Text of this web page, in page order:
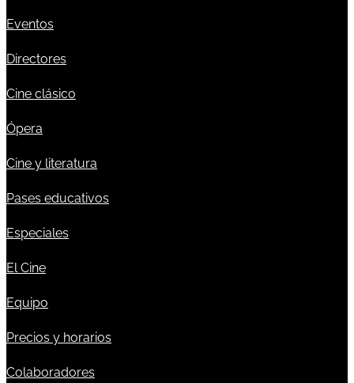
Eventos
Directores
Cine clásico
Ópera
Cine y literatura
Pases educativos
Especiales
El Cine
Equipo
Precios y horarios
Colaboradores